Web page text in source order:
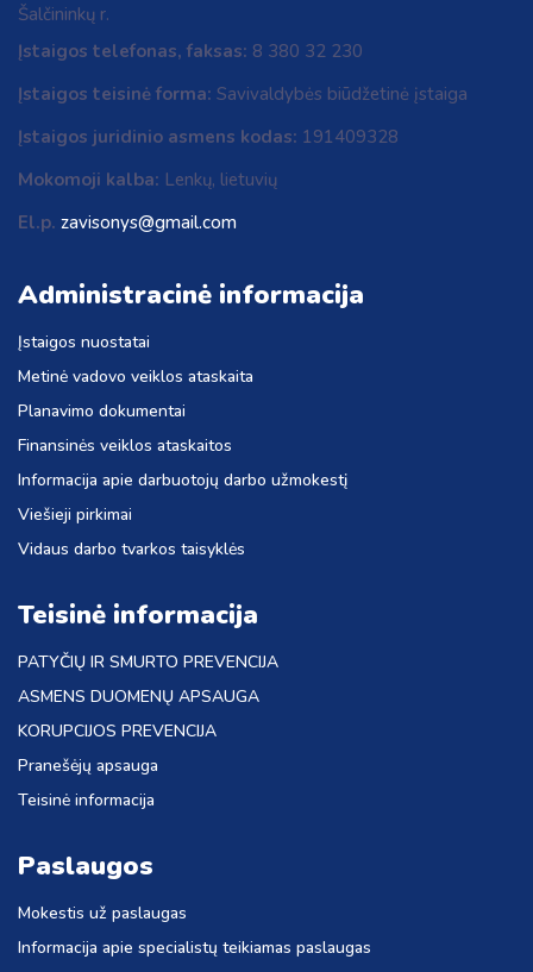
Šalčininkų r.
Įstaigos telefonas, faksas: 8 380 32 230
Įstaigos teisinė forma: Savivaldybės biūdžetinė įstaiga
Įstaigos juridinio asmens kodas: 191409328
Mokomoji kalba: Lenkų, lietuvių
El.p. zavisonys@gmail.com
Administracinė informacija
Įstaigos nuostatai
Metinė vadovo veiklos ataskaita
Planavimo dokumentai
Finansinės veiklos ataskaitos
Informacija apie darbuotojų darbo užmokestį
Viešieji pirkimai
Vidaus darbo tvarkos taisyklės
Teisinė informacija
PATYČIŲ IR SMURTO PREVENCIJA
ASMENS DUOMENŲ APSAUGA
KORUPCIJOS PREVENCIJA
Pranešėjų apsauga
Teisinė informacija
Paslaugos
Mokestis už paslaugas
Informacija apie specialistų teikiamas paslaugas